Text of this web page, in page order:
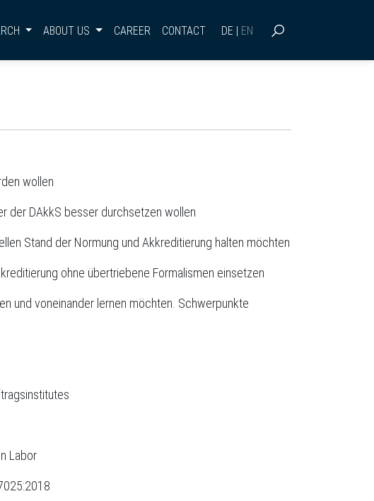
ABOUT US CAREER CONTACT DE | EN
SUCHEN
wollen
der DAkkS besser durchsetzen wollen
Stand der Normung und Akkreditierung halten möchten
ohne übertriebene Formalismen einsetzen
und voneinander lernen möchten. Schwerpunkte
Labor